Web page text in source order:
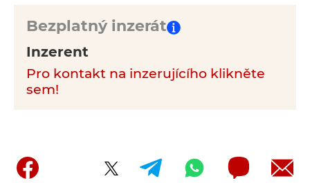
Bezplatný inzerát
Inzerent
Pro kontakt na inzerujícího klikněte
sem!